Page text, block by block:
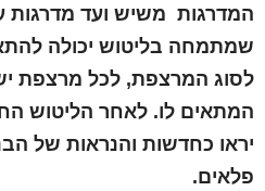
המדרגות משיש ועד מדרגות
שמתמחה בליטוש יכולה
לסוג המרצפת, לכל מרצפת
המתאים לו. לאחר הליטוש
יראו כחדשות והנראות של
פלאים.